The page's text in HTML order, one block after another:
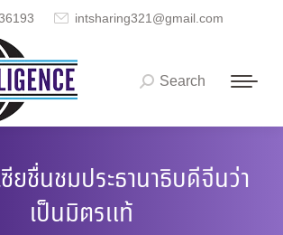
intsharing321@gmail.com
Search:
Search
ซียชื่นชมประธานาธิบดีจีนว่า
เป็นมิตรแท้